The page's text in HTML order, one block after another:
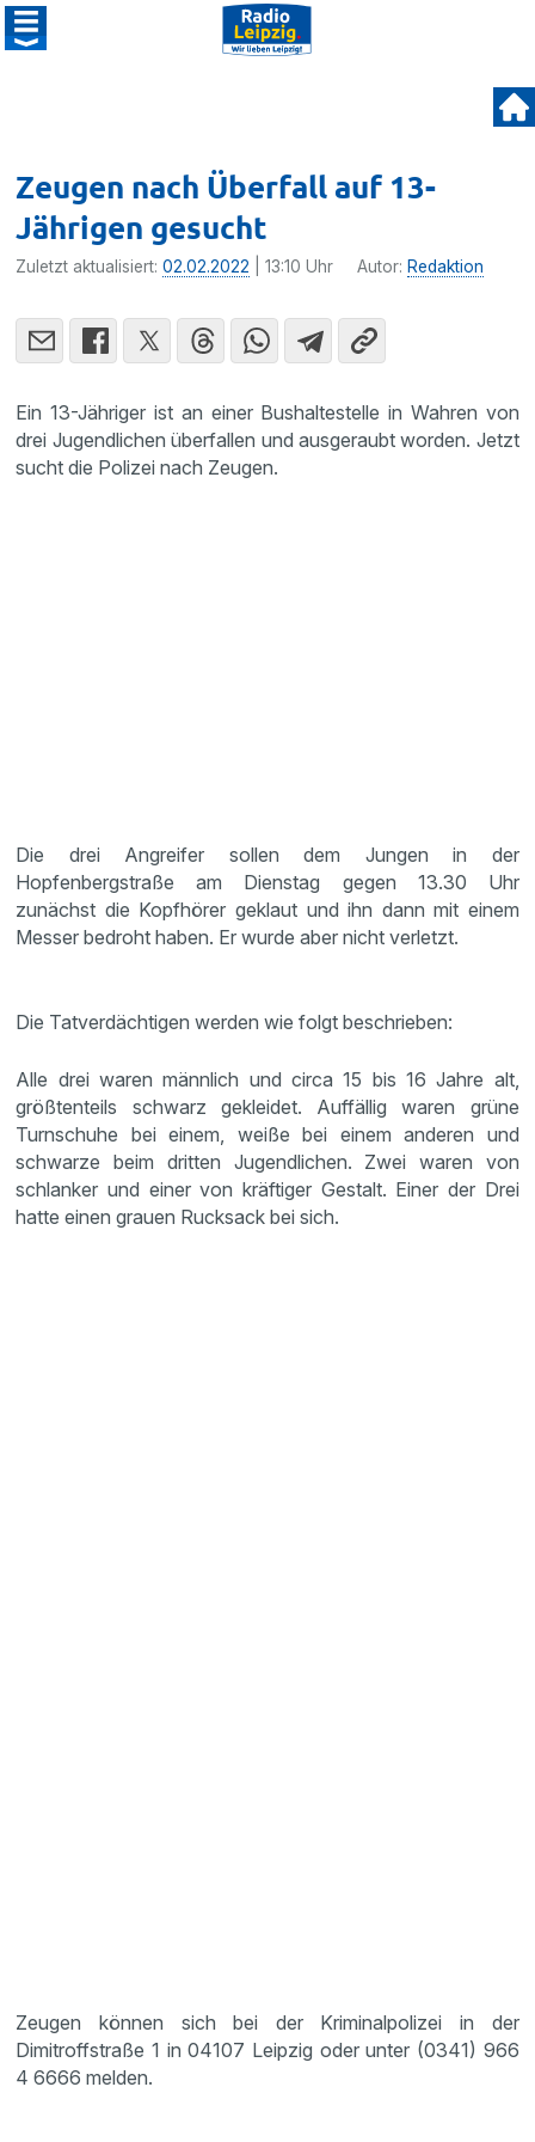
Zeugen nach Überfall auf 13-
Jährigen gesucht
Zuletzt aktualisiert:02.02.2022 | 13:10 Uhr Autor: Redaktion
Ein 13-Jähriger ist an einer Bushaltestelle in Wahren von
drei Jugendlichen überfallen und ausgeraubt worden. Jetzt
sucht die Polizei nach Zeugen.
Die drei Angreifer sollen dem Jungen in der
Hopfenbergstraße am Dienstag gegen 13.30 Uhr
zunächst die Kopfhörer geklaut und ihn dann mit einem
Messer bedroht haben. Er wurde aber nicht verletzt.
Die Tatverdächtigen werden wie folgt beschrieben:
Alle drei waren männlich und circa 15 bis 16 Jahre alt,
größtenteils schwarz gekleidet. Auffällig waren grüne
Turnschuhe bei einem, weiße bei einem anderen und
schwarze beim dritten Jugendlichen. Zwei waren von
schlanker und einer von kräftiger Gestalt. Einer der Drei
hatte einen grauen Rucksack bei sich.
Zeugen können sich bei der Kriminalpolizei in der
Dimitroffstraße 1 in 04107 Leipzig oder unter (0341) 966
4 6666 melden.